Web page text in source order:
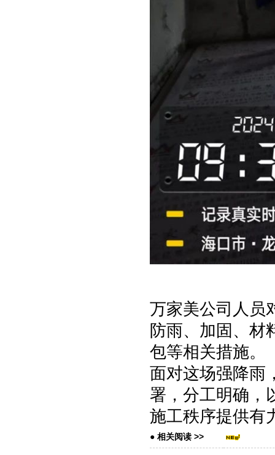
万家美公司人员
防雨、加固、材
包等相关措施。
面对这场强降雨
署，分工明确，
施工秩序提供有
● 相关阅读 >>